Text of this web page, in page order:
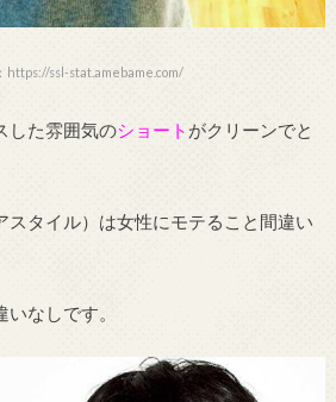
https://ssl-stat.amebame.com/
した雰囲気のショート がクリーンでと
スタイル）は女性にモテること間違い
なしです。